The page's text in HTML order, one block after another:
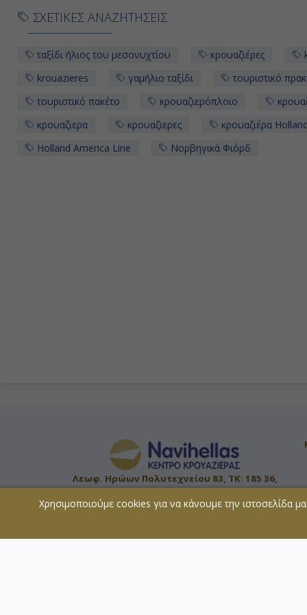
Χρησιμοποιούμε cookies για να κάνουμε την ιστοσελίδα
ΣΧΕΤΙΚΕΣ ΑΝΑΖΗΤΗΣΕΙΣ
ταξίδι ήλιος του μεσονυχτίου κρουαζιέρες
krouazieres
γαμήλιο ταξίδι
τουριστικό
τουριστικό πακέτο
κρουαζιερόπλοιο
κρουαζιερα
κρουαζιερες
κρουαζιέρα
Holland America Line
Νορβηγικά Φιόρδ
Λεωφ. Ηρώων Πολυτεχνείου 83, ΤΚ: 185 36,
ΠΕΙΡΑΙΑΣ
Μέλος:
© 2026 - All rights reserved